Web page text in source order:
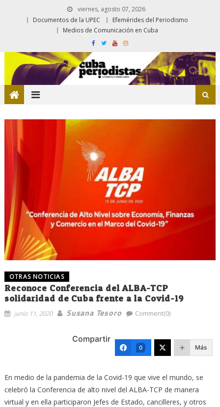
viernes, agosto 07, 2026
Documentos de la UPEC
Efemérides del Periodismo
Medios de Comunicación en Cuba
OTRAS NOTICIAS
Reconoce Conferencia del ALBA-TCP
solidaridad de Cuba frente a la Covid-19
junio 11, 2020 Susana Tesoro Comment(0)
Compartir
0 Más
En medio de la pandemia de la Covid-19 que vive el mundo, se
celebró la Conferencia de alto nivel del ALBA-TCP de manera
virtual y en ella participaron Jefes de Estado, cancilleres, y otros